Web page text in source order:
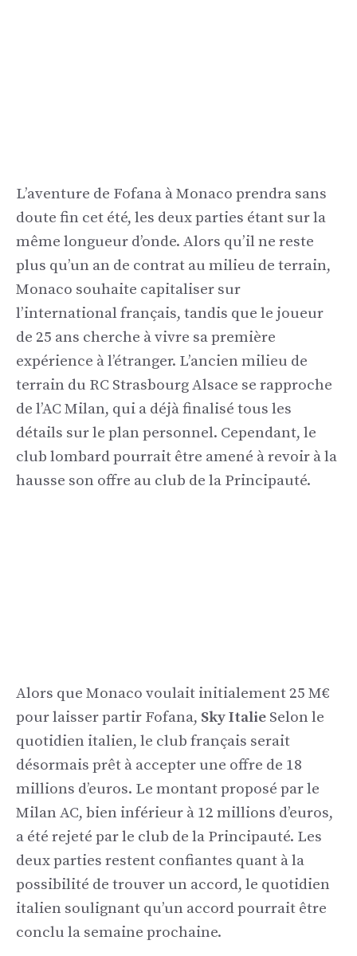
L’aventure de Fofana à Monaco prendra sans
doute fin cet été, les deux parties étant sur la
même longueur d’onde. Alors qu’il ne reste
plus qu’un an de contrat au milieu de terrain,
Monaco souhaite capitaliser sur
l’international français, tandis que le joueur
de 25 ans cherche à vivre sa première
expérience à l’étranger. L’ancien milieu de
terrain du RC Strasbourg Alsace se rapproche
de l’AC Milan, qui a déjà finalisé tous les
détails sur le plan personnel. Cependant, le
club lombard pourrait être amené à revoir à la
hausse son offre au club de la Principauté.
Alors que Monaco voulait initialement 25 M€
pour laisser partir Fofana, Sky Italie Selon le
quotidien italien, le club français serait
désormais prêt à accepter une offre de 18
millions d’euros. Le montant proposé par le
Milan AC, bien inférieur à 12 millions d’euros,
a été rejeté par le club de la Principauté. Les
deux parties restent confiantes quant à la
possibilité de trouver un accord, le quotidien
italien soulignant qu’un accord pourrait être
conclu la semaine prochaine.